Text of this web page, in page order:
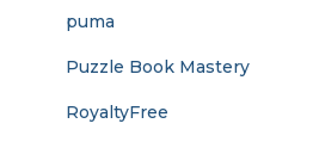
puma
Puzzle Book Mastery
RoyaltyFree